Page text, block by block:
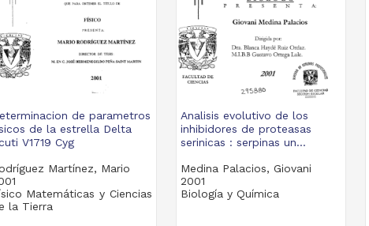
de parametros
de la estrella Delta
V1719 Cyg
Martínez, Mario
Matemáticas y Ciencias
la Tierra
Analisis evolutivo de los
inhibidores de proteasas
serinicas : serpinas un...
Medina Palacios, Giovani
2001
Biología y Química